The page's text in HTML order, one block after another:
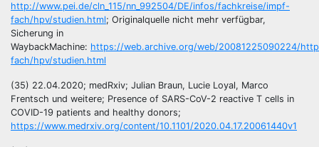
http://www.pei.de/cln_115/nn_992504/DE/infos/fachkreise/impf-
fach/hpv/studien.html; Originalquelle nicht mehr verfügbar,
Sicherung in
WaybackMachine: https://web.archive.org/web/20081225090224/
fach/hpv/studien.html
(35) 22.04.2020; medRxiv; Julian Braun, Lucie Loyal, Marco
Frentsch und weitere; Presence of SARS-CoV-2 reactive T cells in
COVID-19 patients and healthy donors;
https://www.medrxiv.org/content/10.1101/2020.04.17.20061440v1